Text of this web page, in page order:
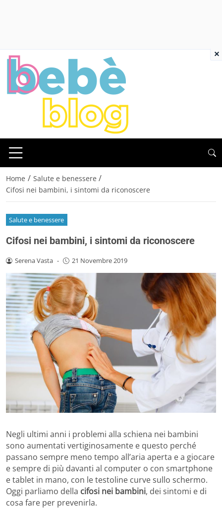
Home / Salute e benessere /
Cifosi nei bambini, i sintomi da riconoscere
Salute e benessere
Cifosi nei bambini, i sintomi da riconoscere
Serena Vasta - 21 Novembre 2019
Negli ultimi anni i problemi alla schiena nei bambini
sono aumentati vertiginosamente e questo perché
passano sempre meno tempo all’aria aperta e a giocare
e sempre di più davanti al computer o con smartphone
e tablet in mano, con le testoline curve sullo schermo.
Oggi parliamo della cifosi nei bambini, dei sintomi e di
cosa fare per prevenirla.
×